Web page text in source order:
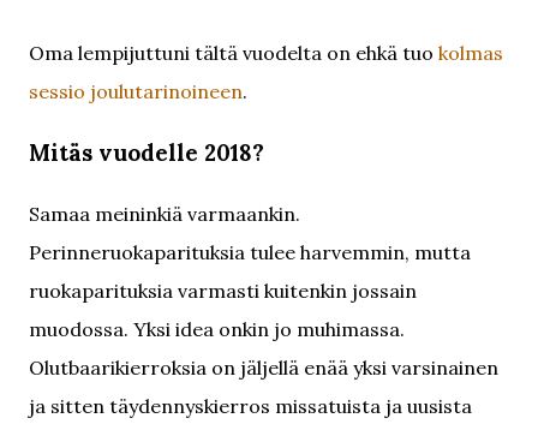
Oma lempijuttuni tältä vuodelta on ehkä tuo kolmas
sessio joulutarinoineen.
Mitäs vuodelle 2018?
Samaa meininkiä varmaankin.
Perinneruokaparituksia tulee harvemmin, mutta
ruokaparituksia varmasti kuitenkin jossain
muodossa. Yksi idea onkin jo muhimassa.
Olutbaarikierroksia on jäljellä enää yksi varsinainen
ja sitten täydennyskierros missatuista ja uusista